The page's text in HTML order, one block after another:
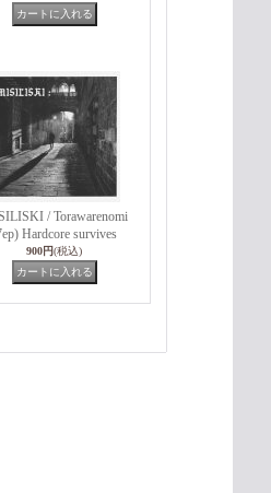
/ Torawarenomi
Hardcore survives
900円(税込)